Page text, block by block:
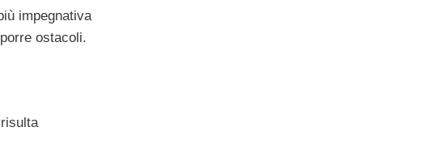
impegnativa
ostacoli.